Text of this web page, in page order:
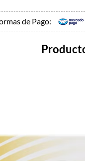
de Pago: